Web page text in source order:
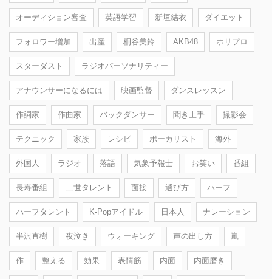
オーディション審査 英語学習 新垣結衣 ダイエット
フォロワー増加 出産 桐谷美鈴 AKB48 ホリプロ
スターダスト ラジオパーソナリティー
アナウンサーになるには 映画監督 ダンスレッスン
作詞家 作曲家 バックダンサー 聞き上手 撮影会
テクニック 家族 レシピ ボーカリスト 海外
外国人 ラジオ 落語 気象予報士 お笑い 番組
長寿番組 二世タレント 面接 選び方 ハーフ
ハーフタレント K-Popアイドル 日本人 ナレーション
半沢直樹 夜泣き ウォーキング 声の出し方 嵐
作 整える 効果 表情筋 内面 内面磨き